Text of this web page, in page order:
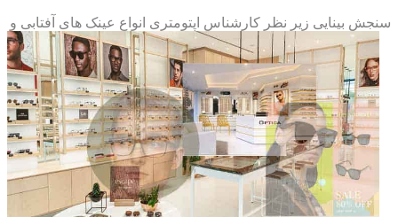
سنجش بینایی زیر نظر کارشناس اپتومتری انواع عینک های آفتابی و